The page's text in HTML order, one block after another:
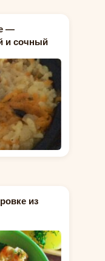
—
и сочный
из